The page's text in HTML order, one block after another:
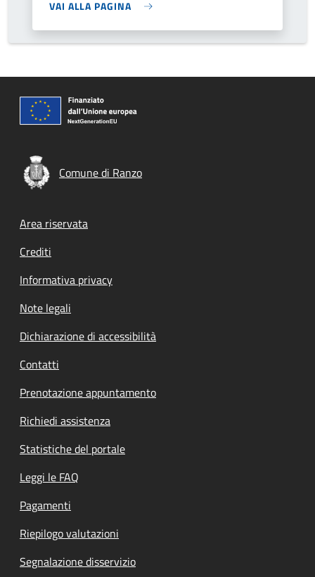
VAI ALLA PAGINA
Comune di Ranzo
Footer menu
Area riservata
Crediti
Informativa privacy
Note legali
Dichiarazione di accessibilità
Contatti
Prenotazione appuntamento
Richiedi assistenza
Statistiche del portale
Leggi le FAQ
Pagamenti
Riepilogo valutazioni
Segnalazione disservizio